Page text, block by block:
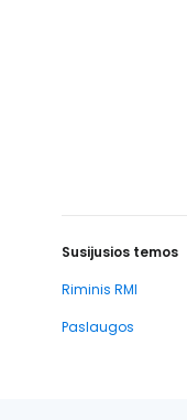
Susijusios temos
Riminis RMI
Paslaugos